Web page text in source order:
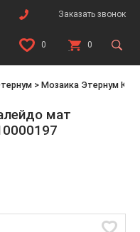
Заказать звонок
0 0
> Мозаика Этернум
мат